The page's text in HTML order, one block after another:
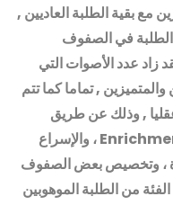
مع بقية الطلبة العاديين ,
الطلبة في الصفوف
زاد عدد الأصوات التي
, تماما كما تتم
, وذلك عن طريق
، والإسراع
، وتخصيص بعض الصفوف
من الطلبة الموهوبين